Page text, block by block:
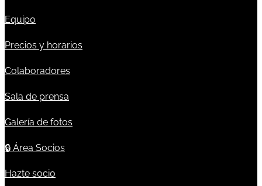
Equipo
Precios y horarios
Colaboradores
Sala de prensa
Galería de fotos
🔒 Área Socios
Hazte socio